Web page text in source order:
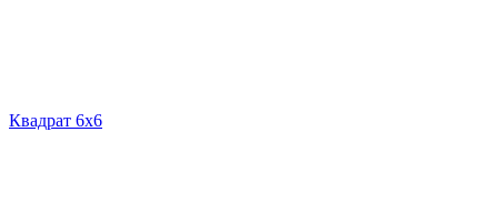
Квадрат 6х6